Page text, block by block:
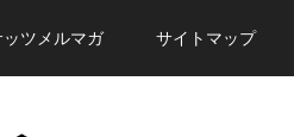
ッツメルマガ サイトマップ